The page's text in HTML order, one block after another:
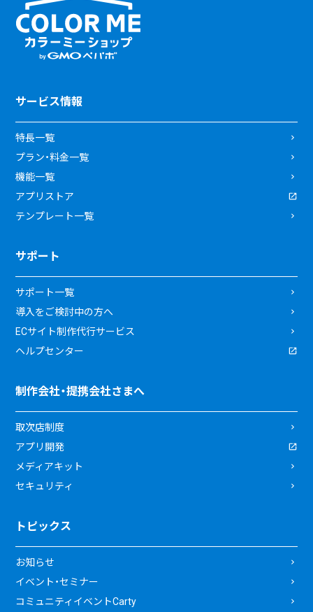
サービス情報
特長一覧
プラン・料金一覧
機能一覧
アプリストア
テンプレート一覧
サポート
サポート一覧
導入をご検討中の方へ
ECサイト制作代行サービス
ヘルプセンター
制作会社・提携会社さまへ
取次店制度
アプリ開発
メディアキット
セキュリティ
トピックス
お知らせ
イベント・セミナー
コミュニティイベントCarty